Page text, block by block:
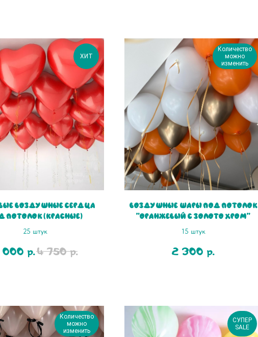
ХИТ
воздушные Сердца
потолок (красные)
25 штук
000 р.4 750 р.
Количество
можно
изменить
Воздушные шары под потолок
"Оранжевый с золото хром"
15 штук
2 300 р.
Количество
можно
изменить
СУПЕР
SALE